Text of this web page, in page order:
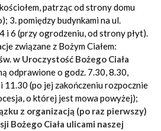
patrząc od strony domu
3. pomiędzy budynkami na ul.
i 6 (przy ogrodzeniu, od strony płyt).
związane z Bożym Ciałem:
w Uroczystość Bożego Ciała
odprawione o godz. 7.30, 8.30,
11.30 (po jej zakończeniu rozpocznie
o której jest mowa powyżej);
z organizacją (po raz pierwszy)
Bożego Ciała ulicami naszej